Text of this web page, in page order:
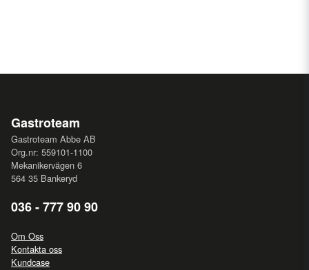
Gastroteam
Gastroteam Abbe AB
Org.nr: 559101-1100
Mekanikervägen 6
564 35 Bankeryd
036 - 777 90 90
Om Oss
Kontakta oss
Kundcase